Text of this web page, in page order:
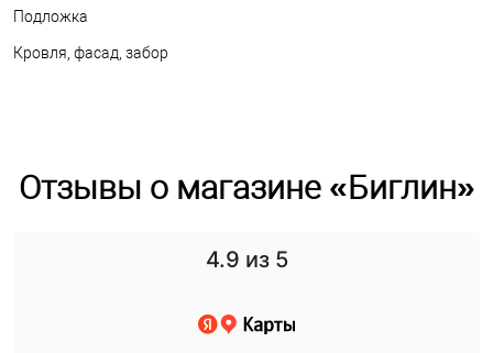
Подложка
Кровля, фасад, забор
Отзывы о магазине «Биглин»
4.9 из 5